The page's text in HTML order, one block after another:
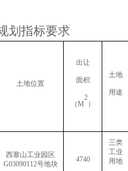
划指标要求
土地位置
出让
面积
（M
2
）
土地
用途
西塞山工业园区
G03090112号地块
4740
三类
工业
用地